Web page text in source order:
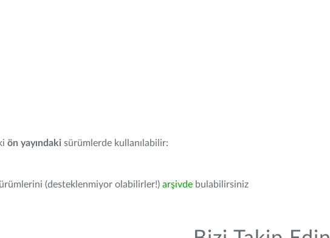
ön yayındaki sürümlerde kullanılabilir:
(desteklenmiyor olabilirler!) arşivde bulabilirsiniz